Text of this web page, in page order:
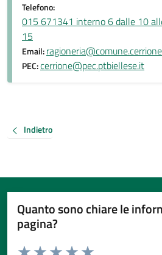
Telefono:
015 671341 interno 6 dalle 10
15
Email:
PEC:cerrione@pec.ptbiellese.it
Indietro
Quanto sono chiare le
pagina?
Valuta da 1 a 5 stelle la pagina